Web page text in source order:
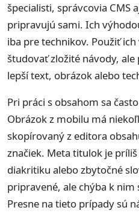
špecialisti, správcovia CMS
pripravujú sami. Ich
iba pre technikov. Použiť
študovať zložité návody,
lepší text, obrázok alebo
Pri práci s obsahom sa
Obrázok z mobilu má
skopírovaný z editora
značiek. Meta titulok je
diakritiku alebo zbytočné
pripravené, ale chýba k nim
Presne na tieto prípady sú